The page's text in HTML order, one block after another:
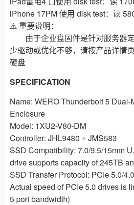
iPhone 17PM 使用 disk test：读
⚠️ 重要说明：
由于企业盘固件是针对服务器
少驱动或优化不够，请按产品详情
硬盘
SPECIFICATION
Name: WERO Thunderbolt 5 Dual-
Enclosure
Model: 1XU2-V80-DM
Controller: JHL9480 + JMS583
SSD Compatibility: 7.0/9.5/15mm
drive supports capacity of 245TB
SSD Transfer Protocol: PCIe 5.0/
Actual speed of PCIe 5.0 drives is
5 port bandwidth)